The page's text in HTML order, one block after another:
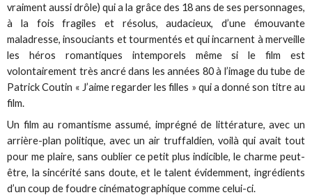
vraiment aussi drôle) qui a la grâce des 18 ans de ses personnages,
à la fois fragiles et résolus, audacieux, d’une émouvante
maladresse, insouciants et tourmentés et qui incarnent à merveille
les héros romantiques intemporels même si le film est
volontairement très ancré dans les années 80 à l’image du tube de
Patrick Coutin « J’aime regarder les filles » qui a donné son titre au
film.
Un film au romantisme assumé, imprégné de littérature, avec un
arrière-plan politique, avec un air truffaldien, voilà qui avait tout
pour me plaire, sans oublier ce petit plus indicible, le charme peut-
être, la sincérité sans doute, et le talent évidemment, ingrédients
d’un coup de foudre cinématographique comme celui-ci.